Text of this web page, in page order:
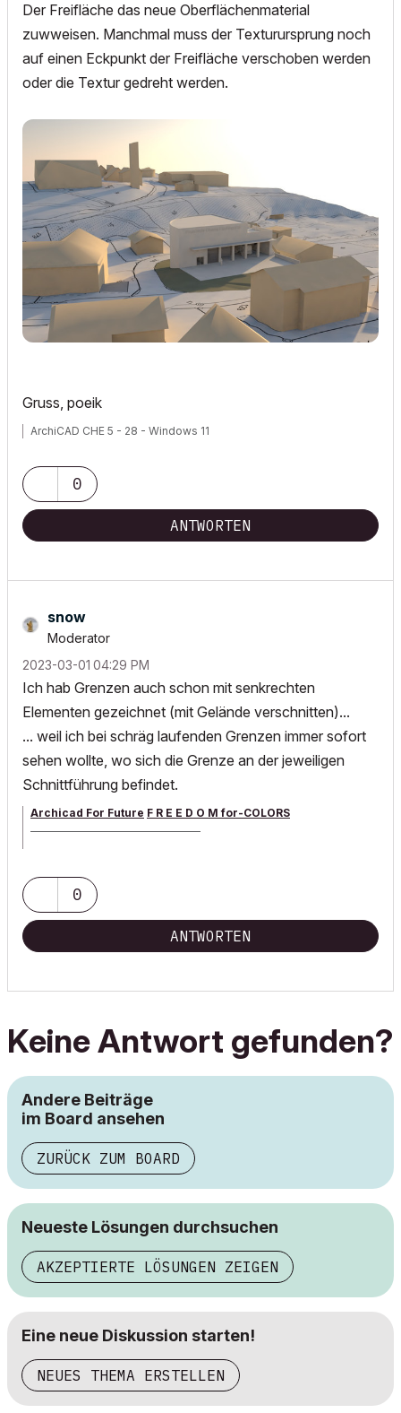
Der Freifläche das neue Oberflächenmaterial
zuwweisen. Manchmal muss der Texturursprung noch
auf einen Eckpunkt der Freifläche verschoben werden
oder die Textur gedreht werden.
Gruss, poeik
ArchiCAD CHE 5 - 28 - Windows 11
0
ANTWORTEN
snow
Moderator
‎2023-03-01 04:29 PM
Ich hab Grenzen auch schon mit senkrechten
Elementen gezeichnet (mit Gelände verschnitten)...
... weil ich bei schräg laufenden Grenzen immer sofort
sehen wollte, wo sich die Grenze an der jeweiligen
Schnittführung befindet.
Archicad For Future F R E E D O M for-COLORS
0
ANTWORTEN
Keine Antwort gefunden?
Andere Beiträge
im Board ansehen
ZURÜCK ZUM BOARD
Neueste Lösungen durchsuchen
AKZEPTIERTE LÖSUNGEN ZEIGEN
Eine neue Diskussion starten!
NEUES THEMA ERSTELLEN